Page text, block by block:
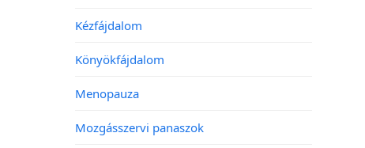
Kézfájdalom
Könyökfájdalom
Menopauza
Mozgásszervi panaszok